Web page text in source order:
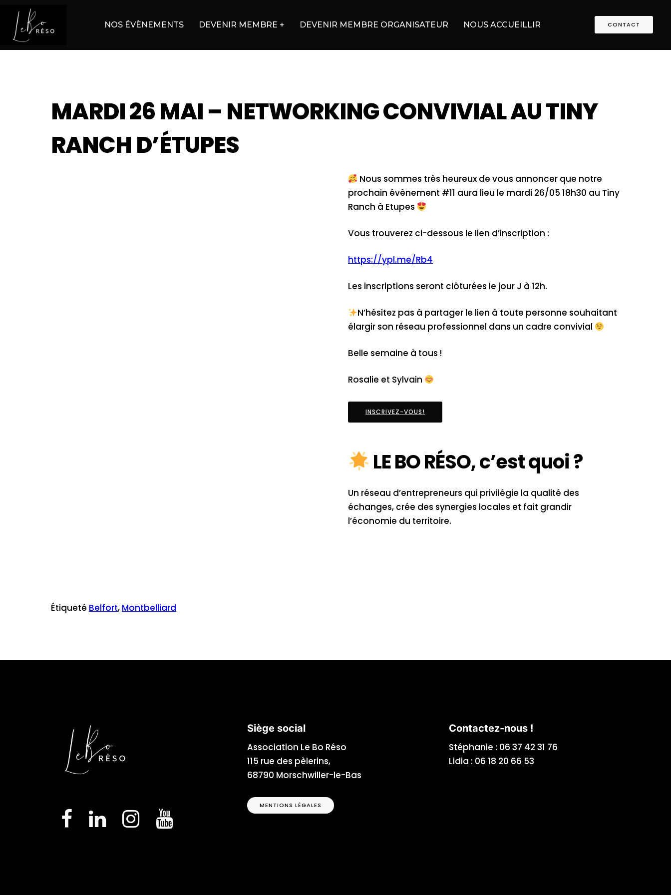
NOS ÉVÈNEMENTS DEVENIR MEMBRE + DEVENIR MEMBRE ORGANISATEUR NOUS ACCUEILLIR CONTACT
MARDI 26 MAI – NETWORKING CONVIVIAL AU TINY
RANCH D’ÉTUPES
Nous sommes très heureux de vous annoncer que notre
prochain évènement #11 aura lieu le mardi 26/05 18h30 au Tiny
Ranch à Etupes
Vous trouverez ci-dessous le lien d’inscription :
https://ypl.me/Rb4
Les inscriptions seront clôturées le jour J à 12h.
N’hésitez pas à partager le lien à toute personne souhaitant
élargir son réseau professionnel dans un cadre convivial
Belle semaine à tous !
Rosalie et Sylvain
INSCRIVEZ-VOUS!
LE BO RÉSO, c’est quoi ?
Un réseau d’entrepreneurs qui privilégie la qualité des
échanges, crée des synergies locales et fait grandir
l’économie du territoire.
Étiqueté Belfort, Montbelliard
Siège social
Association Le Bo Réso
115 rue des pèlerins,
68790 Morschwiller-le-Bas
MENTIONS LÉGALES
Contactez-nous !
Stéphanie : 06 37 42 31 76
Lidia : 06 18 20 66 53